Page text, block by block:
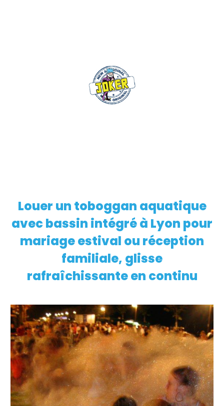
EN SAVOIR PLUS
Louer un toboggan aquatique
avec bassin intégré à Lyon pour
mariage estival ou réception
familiale, glisse
rafraîchissante en continu